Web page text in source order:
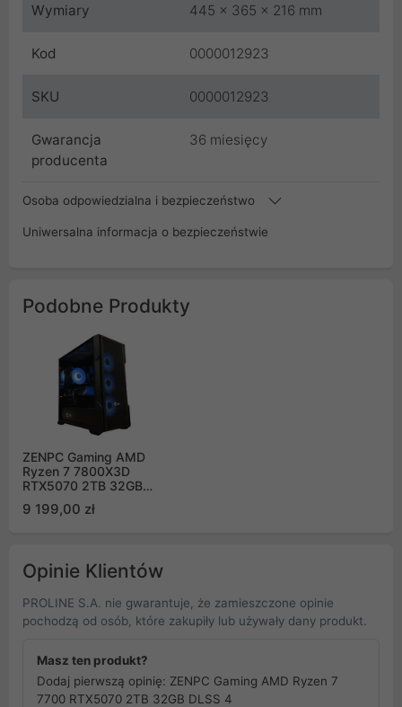
Wymiary 445 x 365 x 216 mm
Kod 0000012923
SKU 0000012923
Gwarancja
producenta
36 miesięcy
Osoba odpowiedzialna i bezpieczeństwo
Uniwersalna informacja o bezpieczeństwie
Podobne Produkty
ZENPC Gaming AMD
Ryzen 7 7800X3D
RTX5070 2TB 32GB
9 199,00 zł
Opinie Klientów
PROLINE S.A. nie gwarantuje, że zamieszczone opinie
pochodzą od osób, które zakupiły lub używały dany produkt.
Masz ten produkt?
Dodaj pierwszą opinię: ZENPC Gaming AMD Ryzen 7
7700 RTX5070 2TB 32GB DLSS 4